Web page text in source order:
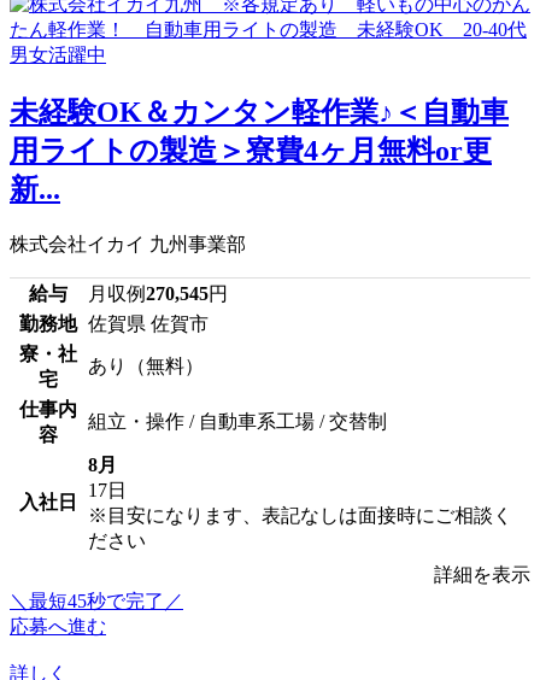
未経験OK＆カンタン軽作業♪＜自動車
用ライトの製造＞寮費4ヶ月無料or更
新...
株式会社イカイ 九州事業部
給与 月収例270,545円
勤務地 佐賀県 佐賀市
寮・社
宅
あり（無料）
仕事内
容
組立・操作 / 自動車系工場 / 交替制
入社日
8月
17日
※目安になります、表記なしは面接時にご相談く
ださい
詳細を表示
＼最短45秒で完了／
応募へ進む
詳しく